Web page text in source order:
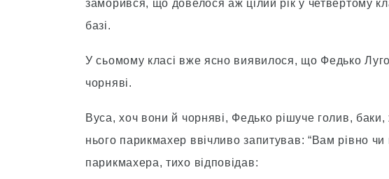
заморився, що довелося аж цілий рік у четвертому
базі.
У сьомому класі вже ясно виявилося, що Федько
чорняві.
Вуса, хоч вони й чорняві, Федько рішуче голив, баки,
нього парикмахер ввічливо запитував: “Вам рівно
парикмахера, тихо відповідав: